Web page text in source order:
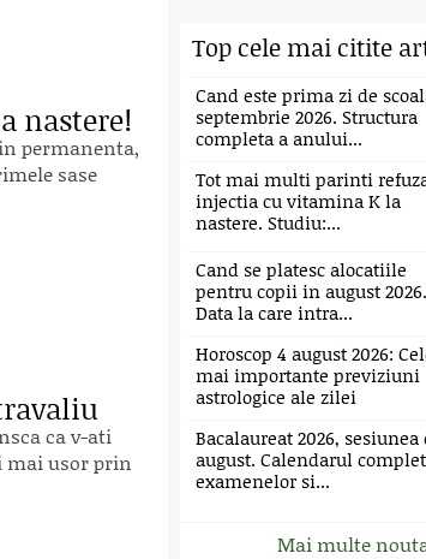
nastere!
permanenta,
sase
ca v-ati
mai usor prin
Top cele mai citite
Cand este prima zi de
septembrie 2026. Structura
completa a anului...
Tot mai multi parinti
injectia cu vitamina K la
nastere. Studiu:...
Cand se platesc alocatiile
pentru copii in august 2026.
Data la care intra...
Horoscop 4 august 2026:
mai importante previziuni
astrologice ale zilei
Bacalaureat 2026,
august. Calendarul
examenelor si...
Mai multe